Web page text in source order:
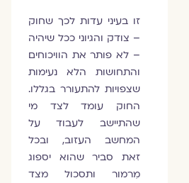
זו בעיני עדות לכך שחוק
– צודק והגיוני ככל שיהיה
– לא פותר את הוויכוחים
והתחושות הלא נעימות
שצפויות להתעורר בגללו.
החוק עומד לצד מי
שהתיישב לעבוד על
המחשב העזוב, ובכל
זאת סביר שהוא יספוג
מִרמור ותסכול מצד